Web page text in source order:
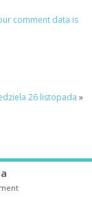
comment data is
26 listopada »